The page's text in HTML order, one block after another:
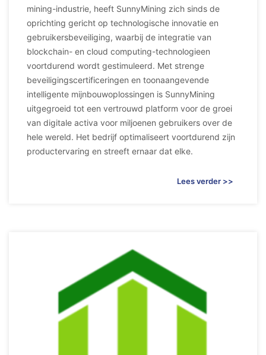
mining-industrie, heeft SunnyMining zich sinds de
oprichting gericht op technologische innovatie en
gebruikersbeveiliging, waarbij de integratie van
blockchain- en cloud computing-technologieen
voortdurend wordt gestimuleerd. Met strenge
beveiligingscertificeringen en toonaangevende
intelligente mijnbouwoplossingen is SunnyMining
uitgegroeid tot een vertrouwd platform voor de groei
van digitale activa voor miljoenen gebruikers over de
hele wereld. Het bedrijf optimaliseert voortdurend zijn
productervaring en streeft ernaar dat elke.
Lees verder >>